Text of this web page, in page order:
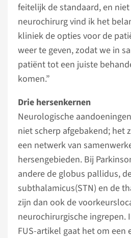
feitelijk de standaard, en
neurochirurg vind ik het
kliniek de opties voor de
weer te geven, zodat we in
patiënt tot een juiste
komen.”
Drie hersenkernen
Neurologische
niet scherp afgebakend; het
een netwerk van
hersengebieden. Bij
andere de globus pallidus,
subthalamicus(STN) en de
zijn dan ook de
neurochirurgische ingrepen.
FUS-artikel gaat het om een